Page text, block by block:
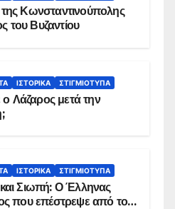
Κωνσταντινούπολης
του Βυζαντίου
ΙΣΤΟΡΙΚΆ ΣΤΙΓΜΙΌΤΥΠΑ
ο Λάζαρος μετά την
ΙΣΤΟΡΙΚΆ ΣΤΙΓΜΙΌΤΥΠΑ
Σιωπή: Ο Έλληνας
που επέστρεψε από το